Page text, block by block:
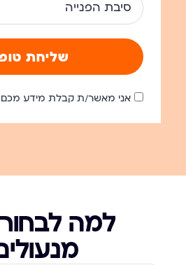
אני מאשר/ת קבלת מידע
שליחת
למה